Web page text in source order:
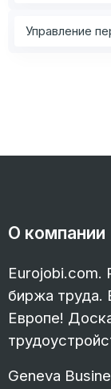
Управление
О компании
Eurojobi.com.
биржа труда.
Европе!
Geneva